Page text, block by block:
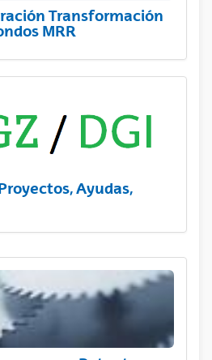
Transformación
MRR
Ayudas,